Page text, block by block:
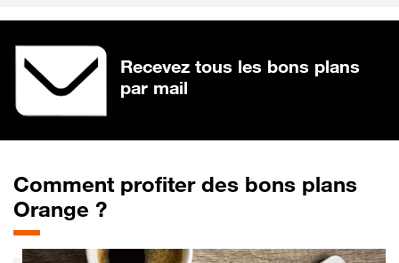
Recevez tous les bons plans
par mail
Comment profiter des bons plans
Orange ?